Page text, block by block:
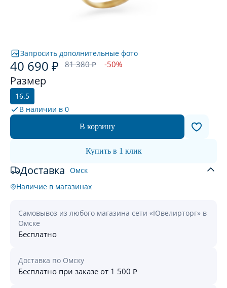
Запросить дополнительные фото
40 690 ₽ 81 380 ₽ -50%
Размер
16.5
В наличии в 0
В корзину
Купить в 1 клик
Доставка Омск
Наличие в магазинах
Самовывоз из любого магазина сети «Ювелирторг» в
Омске
Бесплатно
Доставка по Омску
Бесплатно при заказе от 1 500 ₽